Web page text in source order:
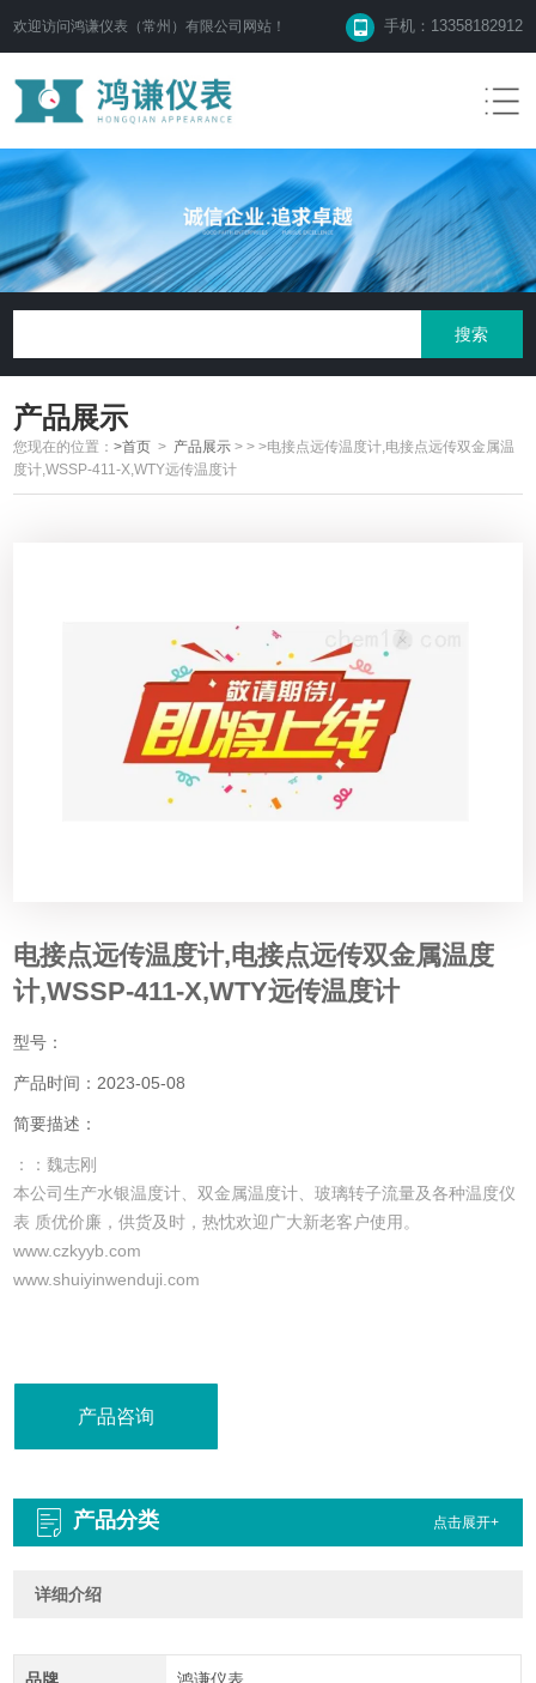
欢迎访问鸿谦仪表（常州）有限公司网站！ 手机：13358182912
产品展示
您现在的位置：>首页 > 产品展示 >>>电接点远传温度计,电接点远传双金属温
度计,WSSP-411-X,WTY远传温度计
电接点远传温度计,电接点远传双金属温度
计,WSSP-411-X,WTY远传温度计
型号：
产品时间：2023-05-08
简要描述：
：：魏志刚
本公司生产水银温度计、双金属温度计、玻璃转子流量及各种温度仪
表 质优价廉，供货及时，热忱欢迎广大新老客户使用。
www.czkyyb.com
www.shuiyinwenduji.com
产品咨询
产品分类 点击展开+
详细介绍
品牌 鸿谦仪表